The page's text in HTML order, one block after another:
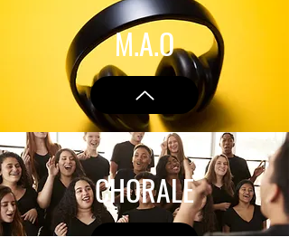
M.A.O
CHORALE